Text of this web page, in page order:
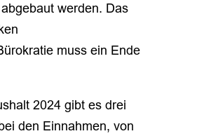
werden. Das
muss ein Ende
2024 gibt es drei
den Einnahmen, von